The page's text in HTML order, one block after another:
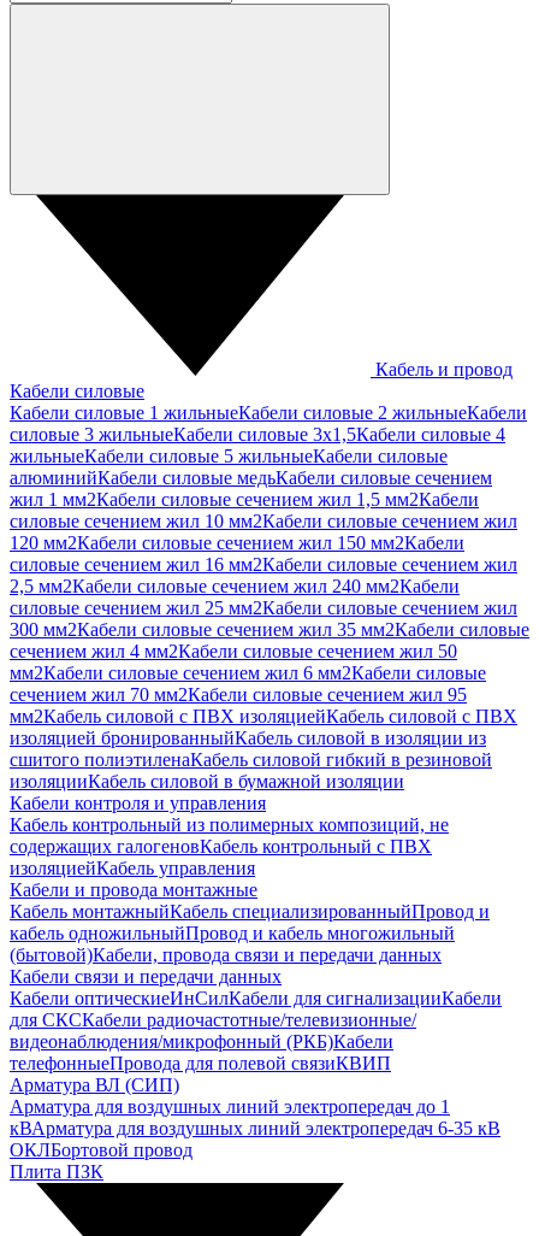
Кабель и провод
Кабели силовые
Кабели силовые 1 жильныеКабели силовые 2 жильныеКабели
силовые 3 жильныеКабели силовые 3х1,5Кабели силовые 4
жильныеКабели силовые 5 жильныеКабели силовые
алюминийКабели силовые медьКабели силовые сечением
жил 1 мм2Кабели силовые сечением жил 1,5 мм2Кабели
силовые сечением жил 10 мм2Кабели силовые сечением жил
120 мм2Кабели силовые сечением жил 150 мм2Кабели
силовые сечением жил 16 мм2Кабели силовые сечением жил
2,5 мм2Кабели силовые сечением жил 240 мм2Кабели
силовые сечением жил 25 мм2Кабели силовые сечением жил
300 мм2Кабели силовые сечением жил 35 мм2Кабели силовые
сечением жил 4 мм2Кабели силовые сечением жил 50
мм2Кабели силовые сечением жил 6 мм2Кабели силовые
сечением жил 70 мм2Кабели силовые сечением жил 95
мм2Кабель силовой с ПВХ изоляциейКабель силовой с ПВХ
изоляцией бронированныйКабель силовой в изоляции из
сшитого полиэтиленаКабель силовой гибкий в резиновой
изоляцииКабель силовой в бумажной изоляции
Кабели контроля и управления
Кабель контрольный из полимерных композиций, не
содержащих галогеновКабель контрольный с ПВХ
изоляциейКабель управления
Кабели и провода монтажные
Кабель монтажныйКабель специализированныйПровод и
кабель одножильныйПровод и кабель многожильный
(бытовой)Кабели, провода связи и передачи данных
Кабели связи и передачи данных
Кабели оптическиеИнСилКабели для сигнализацииКабели
для СКСКабели радиочастотные/телевизионные/
видеонаблюдения/микрофонный (РКБ)Кабели
телефонныеПровода для полевой связиКВИП
Арматура ВЛ (СИП)
Арматура для воздушных линий электропередач до 1
кВАрматура для воздушных линий электропередач 6-35 кВ
ОКЛБортовой провод
Плита ПЗК